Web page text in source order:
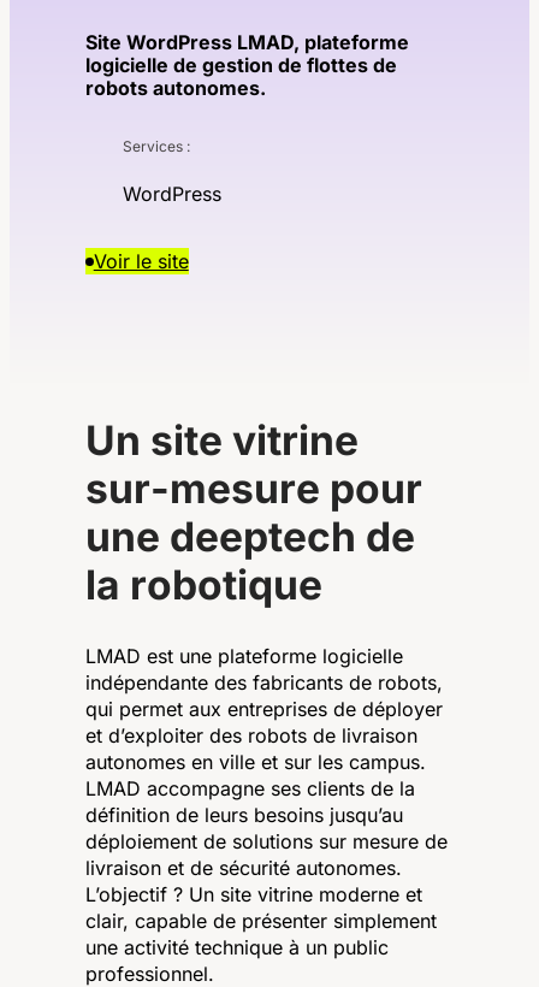
Site WordPress LMAD, plateforme
logicielle de gestion de flottes de
robots autonomes.
Services :
WordPress
Voir le site
Un site vitrine
sur-mesure pour
une deeptech de
la robotique
LMAD est une plateforme logicielle
indépendante des fabricants de robots,
qui permet aux entreprises de déployer
et d’exploiter des robots de livraison
autonomes en ville et sur les campus.
LMAD accompagne ses clients de la
définition de leurs besoins jusqu’au
déploiement de solutions sur mesure de
livraison et de sécurité autonomes.
L’objectif ? Un site vitrine moderne et
clair, capable de présenter simplement
une activité technique à un public
professionnel.